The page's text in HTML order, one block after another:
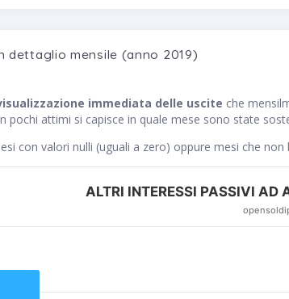
dettaglio mensile (anno 2019)
immediata delle uscite che
pochi attimi si capisce in quale mese sono state
con valori nulli (uguali a zero) oppure mesi che
ALTRI INTERESSI PASSIVI